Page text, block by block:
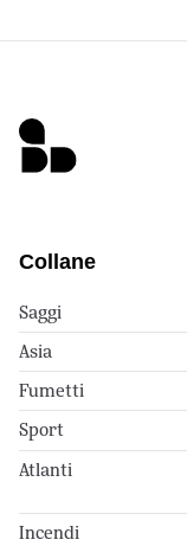
Collane
Saggi
Asia
Fumetti
Sport
Atlanti
Incendi